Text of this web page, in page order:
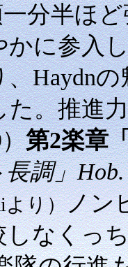
分半ほ
かに参入
Haydn
た。推進
第2楽章
調」
より）ノン
しなくっ